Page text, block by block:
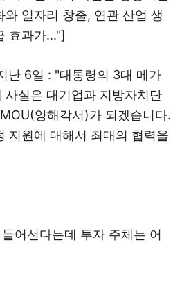
와 일자리 창출, 연관 산업 생
효과가..."]
난 6일 : "대통령의 3대 메가
사실은 대기업과 지방자치단
양해각서)가 되겠습니다.
지원에 대해서 최대의 협력을
어선다는데 투자 주체는 어